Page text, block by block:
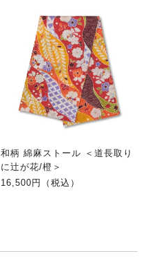
和柄 綿麻ストール ＜道長取り
に辻が花/橙＞
16,500円（税込）